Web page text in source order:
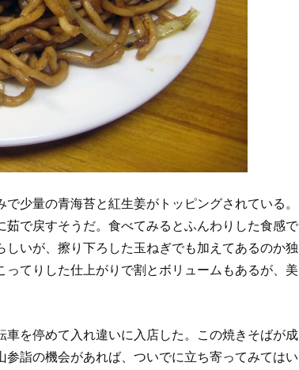
少量の青海苔と紅生姜がトッピングされている。
で戻すそうだ。食べてみるとふんわりした食感で
いが、擦り下ろした玉ねぎでも加えてあるのか独
てりした仕上がりで割とボリュームもあるが、美
を停めて入れ違いに入店した。この焼きそばが成
詣の機会があれば、ついでに立ち寄ってみてはい